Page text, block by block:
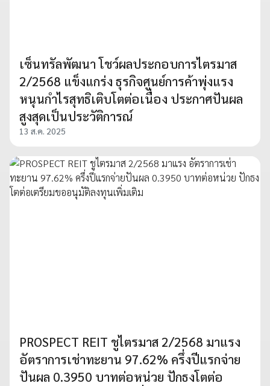
เซ็นทรัลพัฒนา โชว์ผลประกอบการไตรมาส
2/2568 แข็งแกร่ง ธุรกิจศูนย์การค้าพุ่งแรง
หนุนกำไรสุทธิเติบโตต่อเนื่อง ประกาศปันผล
สูงสุดเป็นประวัติการณ์
13 ส.ค. 2025
PROSPECT REIT ชูไตรมาส 2/2568 มาแรง
อัตราการเช่าทะยาน 97.62% ครึ่งปีแรกจ่าย
ปันผล 0.3950 บาทต่อหน่วย ปักธงโตต่อ